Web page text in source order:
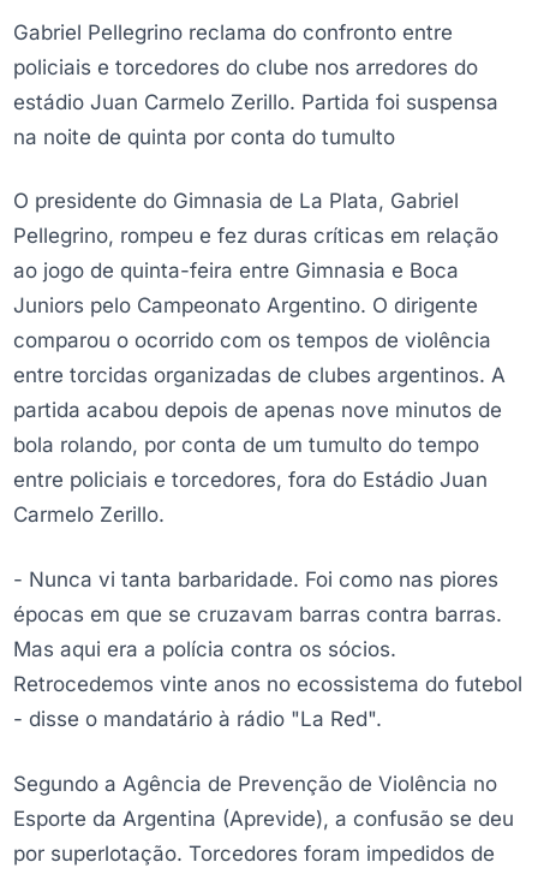
Gabriel Pellegrino reclama do confronto entre
policiais e torcedores do clube nos arredores do
estádio Juan Carmelo Zerillo. Partida foi suspensa
na noite de quinta por conta do tumulto
O presidente do Gimnasia de La Plata, Gabriel
Pellegrino, rompeu e fez duras críticas em relação
ao jogo de quinta-feira entre Gimnasia e Boca
Juniors pelo Campeonato Argentino. O dirigente
comparou o ocorrido com os tempos de violência
entre torcidas organizadas de clubes argentinos. A
partida acabou depois de apenas nove minutos de
bola rolando, por conta de um tumulto do tempo
entre policiais e torcedores, fora do Estádio Juan
Carmelo Zerillo.
- Nunca vi tanta barbaridade. Foi como nas piores
épocas em que se cruzavam barras contra barras.
Mas aqui era a polícia contra os sócios.
Retrocedemos vinte anos no ecossistema do futebol
- disse o mandatário à rádio "La Red".
Segundo a Agência de Prevenção de Violência no
Esporte da Argentina (Aprevide), a confusão se deu
por superlotação. Torcedores foram impedidos de